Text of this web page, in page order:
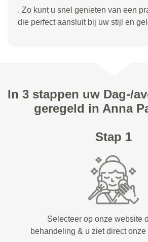
. Zo kunt u snel genieten van een
die perfect aansluit bij uw stijl en
In 3 stappen uw Dag-/
geregeld in Anna
Stap 1
Selecteer op onze website
behandeling & u ziet direct